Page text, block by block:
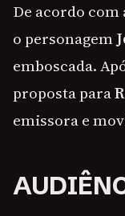
De acordo com
o personagem
emboscada.
proposta para
emissora e